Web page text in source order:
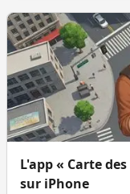
L'app « Carte
sur iPhone